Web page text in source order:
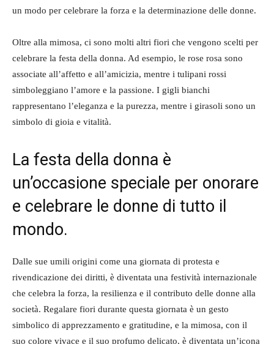
un modo per celebrare la forza e la determinazione delle donne.
Oltre alla mimosa, ci sono molti altri fiori che vengono scelti per
celebrare la festa della donna. Ad esempio, le rose rosa sono
associate all’affetto e all’amicizia, mentre i tulipani rossi
simboleggiano l’amore e la passione. I gigli bianchi
rappresentano l’eleganza e la purezza, mentre i girasoli sono un
simbolo di gioia e vitalità.
La festa della donna è
un’occasione speciale per onorare
e celebrare le donne di tutto il
mondo.
Dalle sue umili origini come una giornata di protesta e
rivendicazione dei diritti, è diventata una festività internazionale
che celebra la forza, la resilienza e il contributo delle donne alla
società. Regalare fiori durante questa giornata è un gesto
simbolico di apprezzamento e gratitudine, e la mimosa, con il
suo colore vivace e il suo profumo delicato, è diventata un’icona